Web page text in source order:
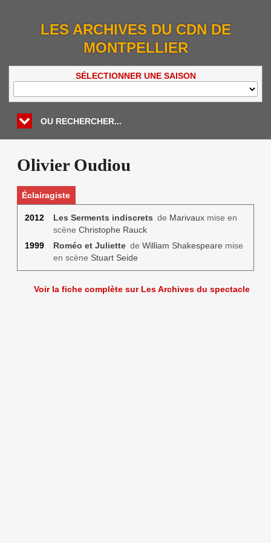
LES ARCHIVES DU CDN DE
MONTPELLIER
SÉLECTIONNER UNE SAISON
OU RECHERCHER...
Olivier Oudiou
Éclairagiste
2012 Les Serments indiscrets de Marivauxmise en
scène Christophe Rauck
1999
Roméo et Juliettede William Shakespeare mise
en scène Stuart Seide
Voir la fiche complète sur Les Archives du spectacle